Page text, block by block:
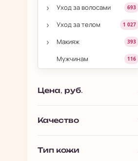
› Уход за волосами 693
› Уход за телом 1 027
› Макияж 393
Мужчинам 116
Цена, руб.
Качество
Тип кожи